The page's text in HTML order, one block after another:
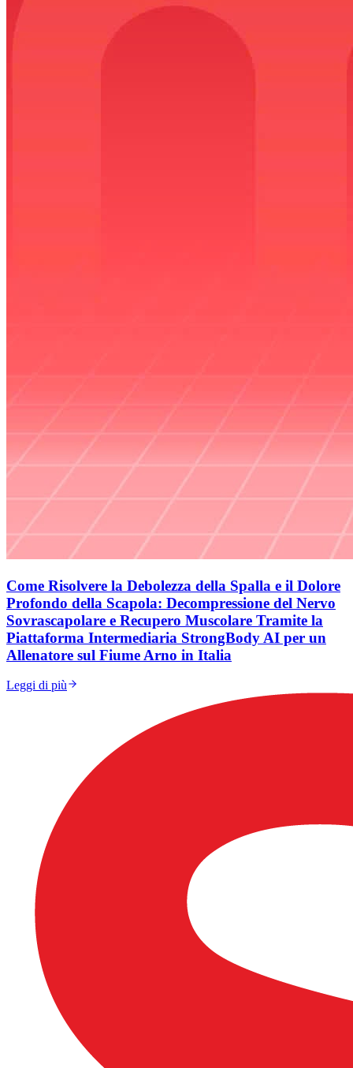
Come Risolvere la Debolezza della Spalla e il Dolore
Profondo della Scapola: Decompressione del Nervo
Sovrascapolare e Recupero Muscolare Tramite la
Piattaforma Intermediaria StrongBody AI per un
Allenatore sul Fiume Arno in Italia
Leggi di più